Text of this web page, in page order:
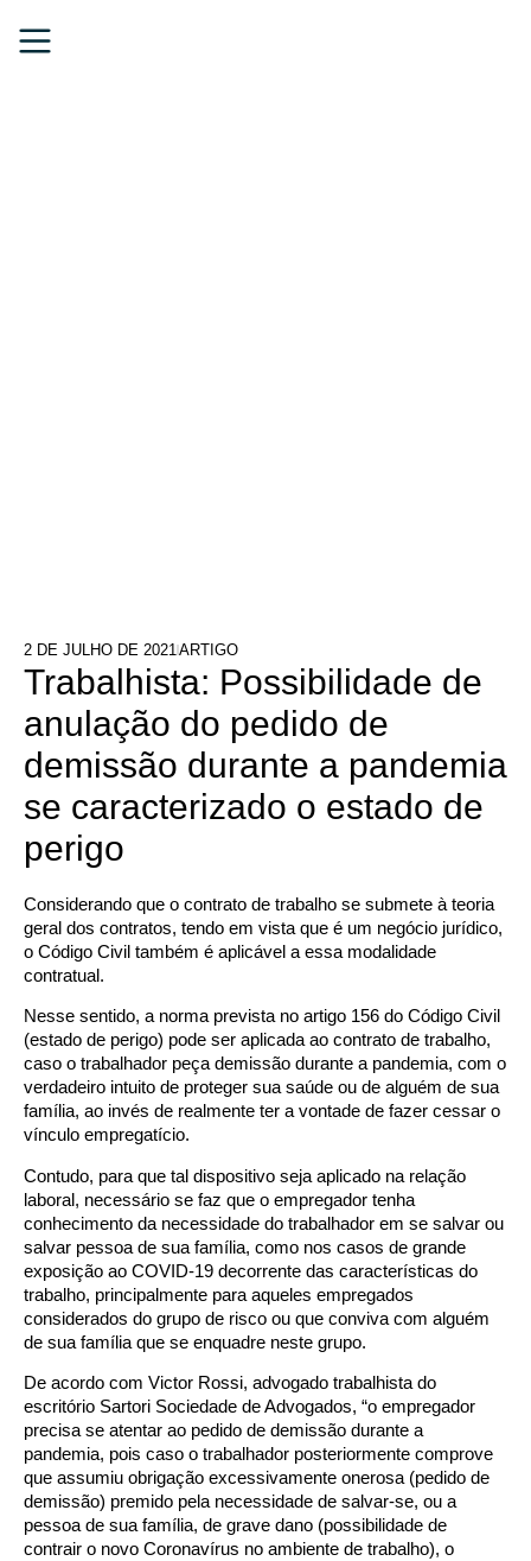
2 DE JULHO DE 2021ARTIGO
Trabalhista: Possibilidade de
anulação do pedido de
demissão durante a pandemia
se caracterizado o estado de
perigo
Considerando que o contrato de trabalho se submete à teoria
geral dos contratos, tendo em vista que é um negócio jurídico,
o Código Civil também é aplicável a essa modalidade
contratual.
Nesse sentido, a norma prevista no artigo 156 do Código Civil
(estado de perigo) pode ser aplicada ao contrato de trabalho,
caso o trabalhador peça demissão durante a pandemia, com o
verdadeiro intuito de proteger sua saúde ou de alguém de sua
família, ao invés de realmente ter a vontade de fazer cessar o
vínculo empregatício.
Contudo, para que tal dispositivo seja aplicado na relação
laboral, necessário se faz que o empregador tenha
conhecimento da necessidade do trabalhador em se salvar ou
salvar pessoa de sua família, como nos casos de grande
exposição ao COVID-19 decorrente das características do
trabalho, principalmente para aqueles empregados
considerados do grupo de risco ou que conviva com alguém
de sua família que se enquadre neste grupo.
De acordo com Victor Rossi, advogado trabalhista do
escritório Sartori Sociedade de Advogados, “o empregador
precisa se atentar ao pedido de demissão durante a
pandemia, pois caso o trabalhador posteriormente comprove
que assumiu obrigação excessivamente onerosa (pedido de
demissão) premido pela necessidade de salvar-se, ou a
pessoa de sua família, de grave dano (possibilidade de
contrair o novo Coronavírus no ambiente de trabalho), o